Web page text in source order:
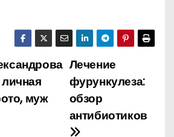
Лечение
фурункулеза:
обзор
антибиотиков
муж